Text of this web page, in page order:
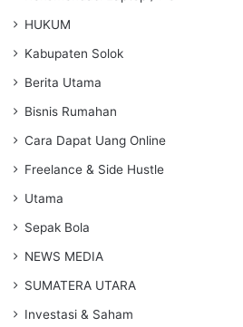
HUKUM
Kabupaten Solok
Berita Utama
Bisnis Rumahan
Cara Dapat Uang Online
Freelance & Side Hustle
Utama
Sepak Bola
NEWS MEDIA
SUMATERA UTARA
Investasi & Saham